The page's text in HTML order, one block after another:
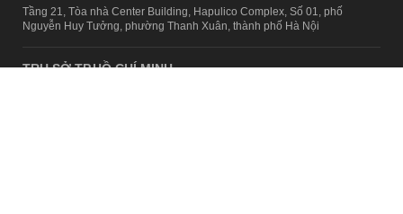
Tầng 21, Tòa nhà Center Building, Hapulico Complex, Số 01, phố
Nguyễn Huy Tưởng, phường Thanh Xuân, thành phố Hà Nội
TRỤ SỞ TP.HỒ CHÍ MINH